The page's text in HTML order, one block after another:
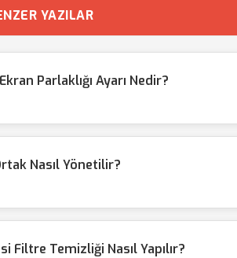
YAZILAR
Parlaklığı Ayarı Nedir?
Nasıl Yönetilir?
Filtre Temizliği Nasıl Yapılır?